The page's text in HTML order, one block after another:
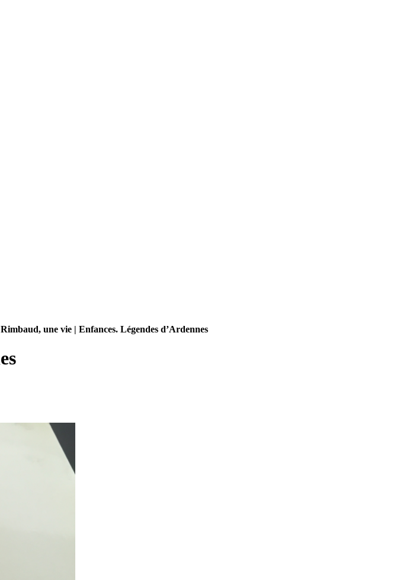
Rimbaud, une vie | Enfances. Légendes d’Ardennes